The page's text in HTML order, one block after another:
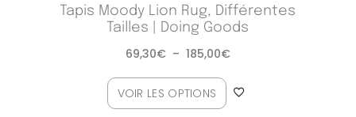
Tapis Moody Lion Rug, Différentes
Tailles | Doing Goods
69,30€ – 185,00€
VOIR LES OPTIONS